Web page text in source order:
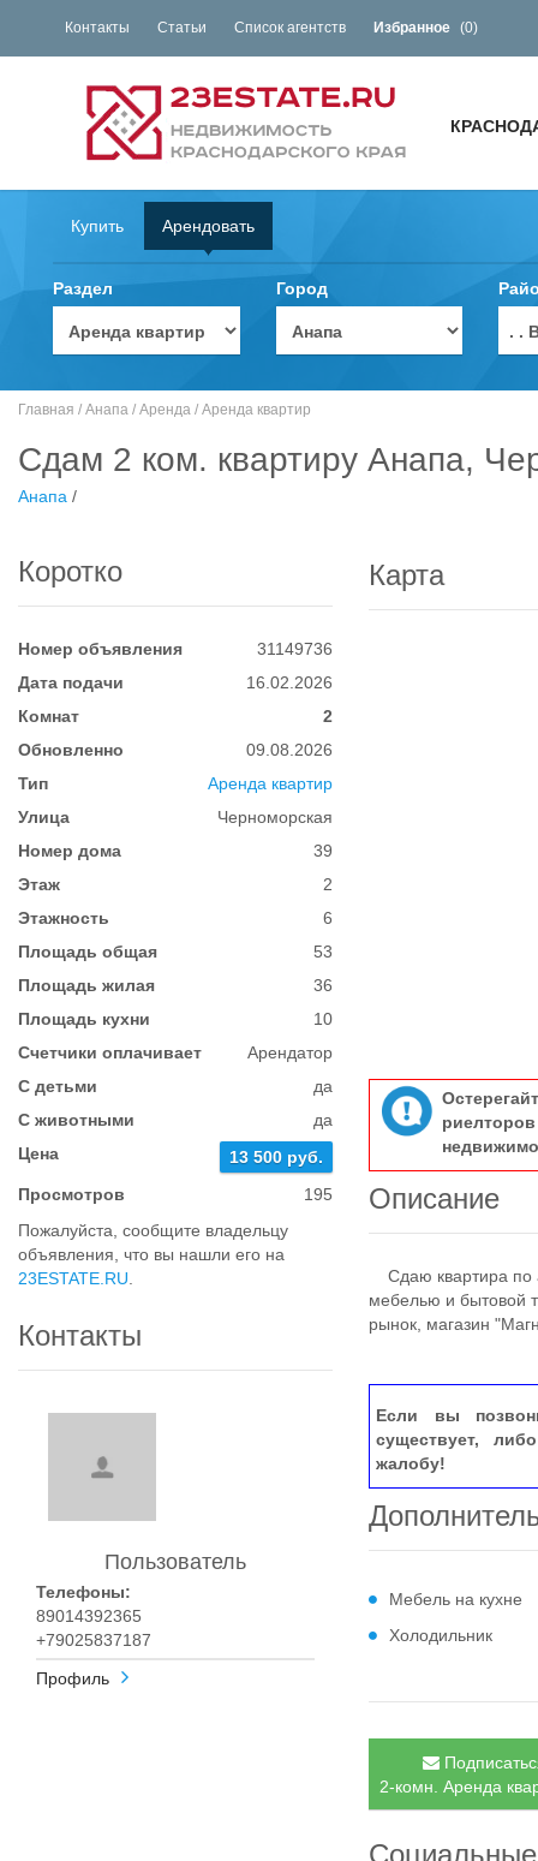
Контакты Статьи Список агентств Избранное (0)
Купить Арендовать
Раздел Город
. .
Главная / Анапа / Аренда / Аренда квартир
Сдам 2 ком. квартиру Анапа,
Анапа /
Коротко
Номер объявления
31149736
Дата подачи
16.02.2026
Комнат
2
Обновленно
09.08.2026
Тип
Аренда квартир
Улица
Черноморская
Номер дома
39
Этаж
2
Этажность
6
Площадь общая
53
Площадь жилая
36
Площадь кухни
10
Счетчики оплачивает
Арендатор
С детьми
да
С животными
да
Цена
13 500 руб.
Просмотров
195
Пожалуйста, сообщите владельцу
объявления, что вы нашли его на
23ESTATE.RU
Контакты
Пользователь
Телефоны:
89014392365
+79025837187
Профиль
Карта
Описание
Сдаю квартира по
мебелью и бытовой
рынок, магазин
Если вы
существует,
жалобу!
Мебель на кухне
Холодильник
2-комн. Аренда